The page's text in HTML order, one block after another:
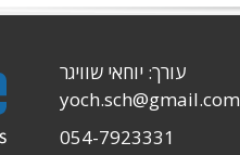
עורך: יוחאי שוויגר
yoch.sch@gmail.com
054-7923331